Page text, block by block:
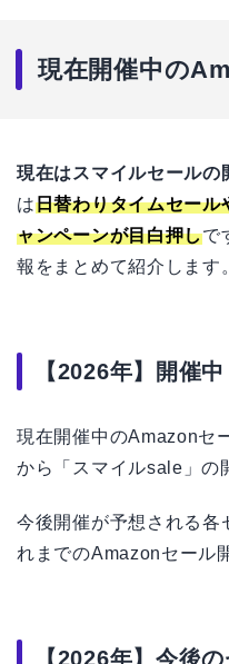
現在開催中の
現在はスマイルセールの
は日替わりタイムセール
ャンペーンが目白押しで
報をまとめて紹介します。
【2026年】開催
現在開催中のAmazonセ
から「スマイルsale」の
今後開催が予想される各
れまでのAmazonセール
【2026年】今後